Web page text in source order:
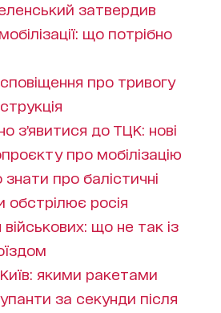
затвердив
що потрібно
про тривогу
зʼявитися до ТЦК: нові
про мобілізацію
про балістичні
обстрілює росія
що не так із
якими ракетами
за секунди після